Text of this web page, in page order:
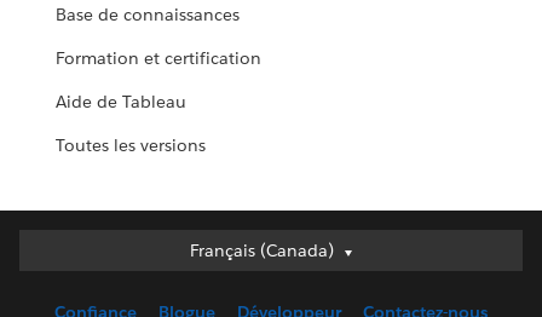
Base de connaissances
Formation et certification
Aide de Tableau
Toutes les versions
Français (Canada)
Français (Canada)
Confiance Blogue Développeur Contactez-nous